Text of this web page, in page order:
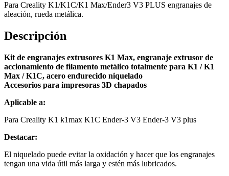
Para Creality K1/K1C/K1 Max/Ender3 V3 PLUS engranajes de
aleación, rueda metálica.
Descripción
Kit de engranajes extrusores K1 Max, engranaje extrusor de
accionamiento de filamento metálico totalmente para K1 / K1
Max / K1C, acero endurecido niquelado
Accesorios para impresoras 3D chapados
Aplicable a:
Para Creality K1 k1max K1C Ender-3 V3 Ender-3 V3 plus
Destacar:
El niquelado puede evitar la oxidación y hacer que los engranajes
tengan una vida útil más larga y estén más lubricados.